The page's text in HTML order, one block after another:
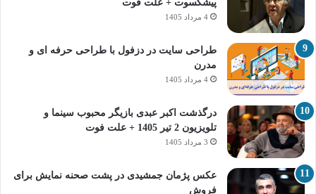
پیشکسوت + علت فوت
4 مرداد 1405
طراحی سایت در دزفول با طراحی حرفه‌ ای و
مدرن
4 مرداد 1405
درگذشت اکبر عبدی بازیگر محبوب سینما و
تلویزیون 2 تیر 1405 + علت فوت
3 مرداد 1405
عکس پژمان جمشیدی در پشت صحنه نمایش برای
فروش